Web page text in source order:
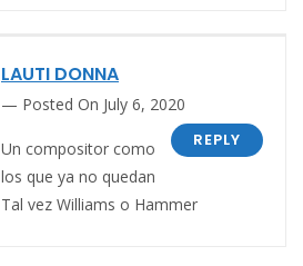
LAUTI DONNA
Posted On July 6, 2020
REPLY
Un compositor como
los que ya no quedan
Tal vez Williams o Hammer